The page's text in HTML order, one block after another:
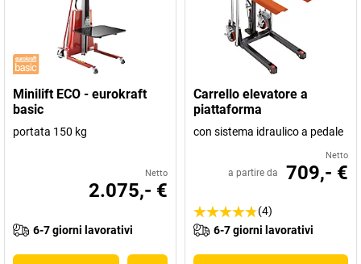
Minilift ECO - eurokraft
basic
portata 150 kg
Netto
2.075,- €
6-7 giorni lavorativi
Carrello elevatore a
piattaforma
con sistema idraulico a pedale
Netto
a partire da 709,- €
(4)
6-7 giorni lavorativi